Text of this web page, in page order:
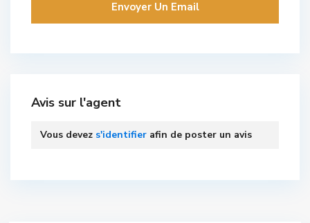
Avis sur l'agent
Vous devez s'identifier afin de poster un avis